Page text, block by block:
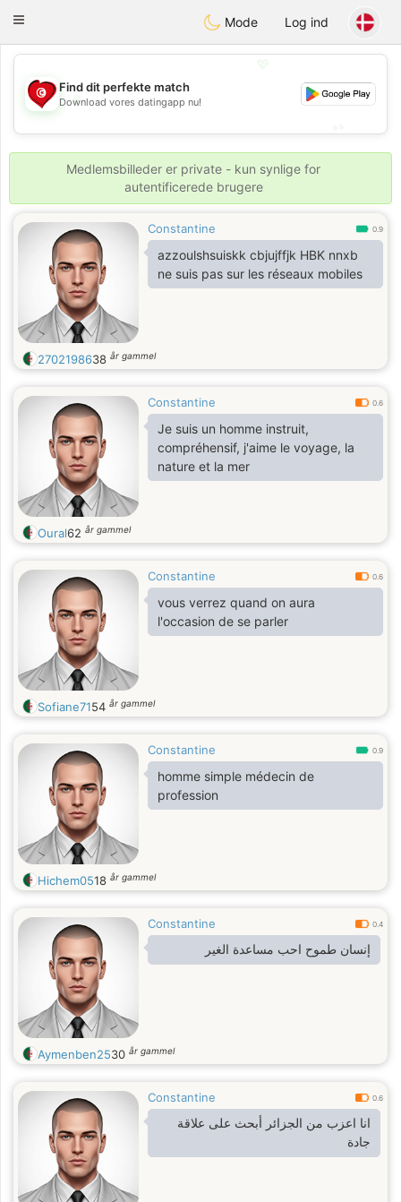
Tunisia Dating
Toggle
Mode Log ind
💖
💕
Find dit perfekte match
Download vores datingapp nu!
Medlemsbilleder er private - kun synlige for
autentificerede brugere
Constantine 0.9
azzoulshsuiskk cbjujffjk HBK nnxb
ne suis pas sur les réseaux mobiles
2702198638 år gammel
Constantine 0.6
Je suis un homme instruit,
compréhensif, j'aime le voyage, la
nature et la mer
Oural62 år gammel
Constantine 0.6
vous verrez quand on aura
l'occasion de se parler
Sofiane7154 år gammel
Constantine 0.9
homme simple médecin de
profession
Hichem0518 år gammel
Constantine 0.4
إنسان طموح احب مساعدة الغير
Aymenben2530 år gammel
Constantine 0.6
انا اعزب من الجزائر أبحث على علاقة
جادة